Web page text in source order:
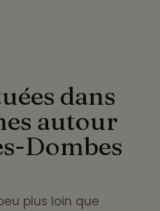
dans
autour
Dombes
plus loin que